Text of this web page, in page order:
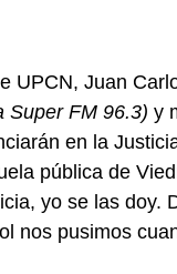
UPCN, Juan
Super FM 96.3) y
en la
pública de
yo se las doy.
nos pusimos